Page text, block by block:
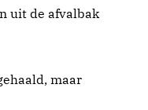
uit de afvalbak
maar